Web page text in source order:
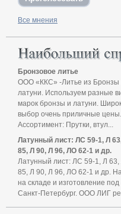
Все мнения
Бронзовое литье
ООО «ККС» -Литье из Бронзы
латуни. Используем разные
марок бронзы и латуни.
выбор очень приличные цены.
Ассортимент: Прутки, втул...
Латунный лист: ЛС 59-1, Л
85, Л 90, Л 96, ЛО 62-1 и др.
Латунный лист: ЛС 59-1, Л 63,
85, Л 90, Л 96, ЛО 62-1 и др.
на складе и изготовление под
Санкт-Петербург. ООО ЛИГ